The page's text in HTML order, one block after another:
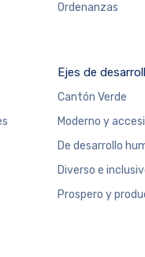
Ordenanzas
Ejes de
Cantón Verde
Moderno y
De desarrollo
Diverso e
Prospero y